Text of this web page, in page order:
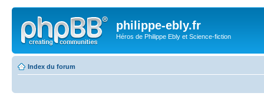
philippe-ebly.fr
Héros de Philippe Ebly et Science-fiction
Index du forum